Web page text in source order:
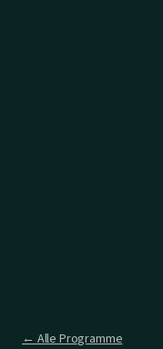
← Alle Programme